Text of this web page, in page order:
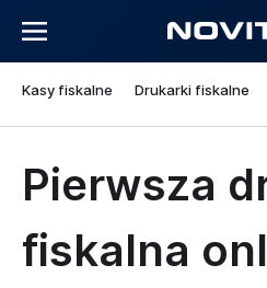
Kasy fiskalne Drukarki fiskalne
Pierwsza
fiskalna